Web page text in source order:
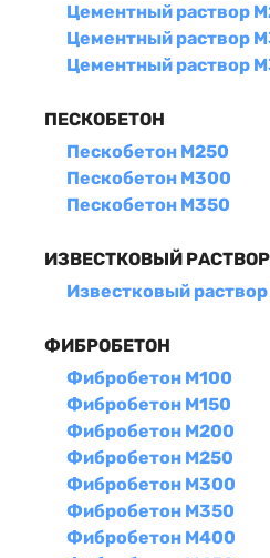
Цементный раствор
Цементный раствор
Цементный раствор
ПЕСКОБЕТОН
Пескобетон М250
Пескобетон М300
Пескобетон М350
ИЗВЕСТКОВЫЙ РАСТВОР
Известковый
ФИБРОБЕТОН
Фибробетон М100
Фибробетон М150
Фибробетон М200
Фибробетон М250
Фибробетон М300
Фибробетон М350
Фибробетон М400